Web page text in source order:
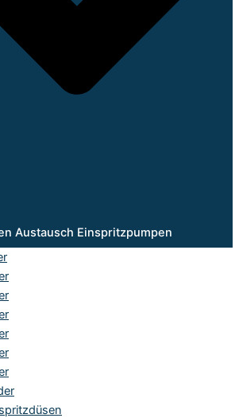
Austausch Einspritzpumpen